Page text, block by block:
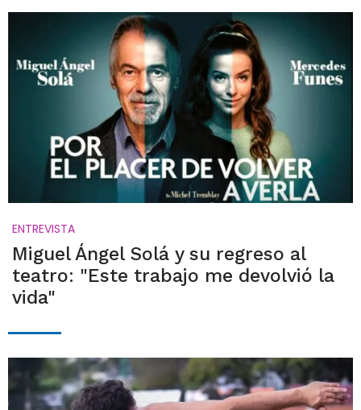
ENTREVISTA
Miguel Ángel Solá y su regreso al
teatro: "Este trabajo me devolvió la
vida"